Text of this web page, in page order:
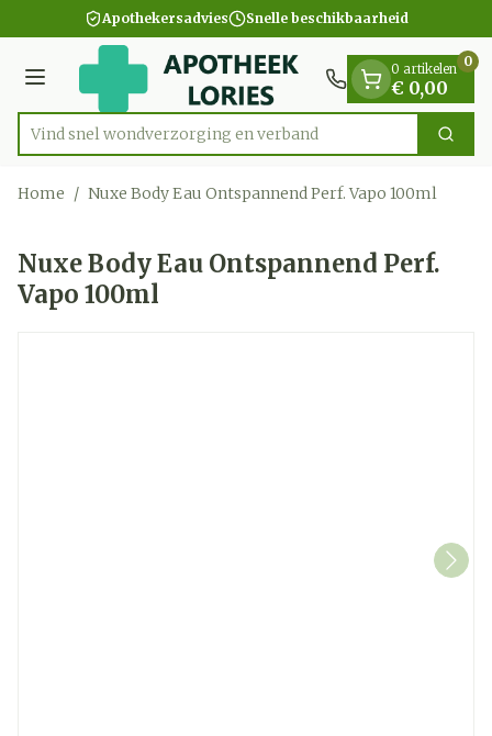
Ga naar de inhoudApothekersadvies Snelle beschikbaarheid
Menu
Product, merk, categorie...
Vind snel wondverzorging en Zoek
0 artikelen
€ 0,00
0
Home / Nuxe Body Eau Ontspannend Perf. Vapo 100ml
Nuxe Body Eau Ontspannend Perf.
Vapo 100ml